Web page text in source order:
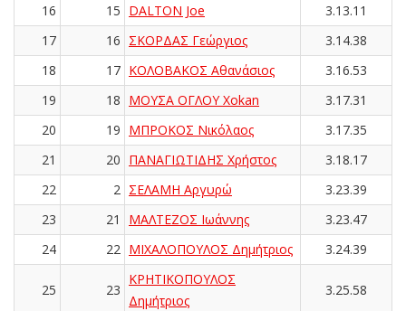
16 15 DALTON Joe
3.13.11
17
16 ΣΚΟΡΔΑΣ Γεώργιος
3.14.38
18
17 ΚΟΛΟΒΑΚΟΣ Αθανάσιος
3.16.53
19
18 ΜΟΥΣΑ ΟΓΛΟΥ Xokan
3.17.31
20
19 ΜΠΡΟΚΟΣ Νικόλαος
3.17.35
21
20 ΠΑΝΑΓΙΩΤΙΔΗΣ Χρήστος
3.18.17
22
2 ΣΕΛΑΜΗ Αργυρώ
3.23.39
23
21 ΜΑΛΤΕΖΟΣ Ιωάννης
3.23.47
24
22 ΜΙΧΑΛΟΠΟΥΛΟΣ Δημήτριος 3.24.39
25 23
ΚΡΗΤΙΚΟΠΟΥΛΟΣ
Δημήτριος
3.25.58